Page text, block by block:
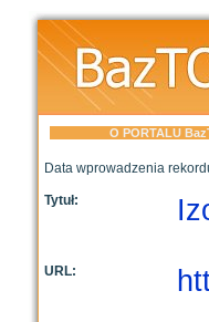
O PORTALU
Data wprowadzenia
Tytuł:
URL: